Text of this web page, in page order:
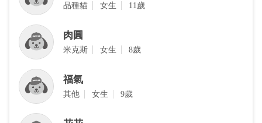
品種貓 女生 11歲
肉圓
‎米克斯 女生 8歲
福氣
其他 女生 9歲